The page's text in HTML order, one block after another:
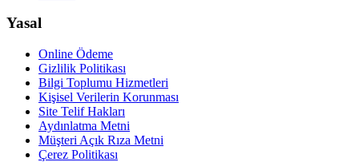
Yasal
Online Ödeme
Gizlilik Politikası
Bilgi Toplumu Hizmetleri
Kişisel Verilerin Korunması
Site Telif Hakları
Aydınlatma Metni
Müşteri Açık Rıza Metni
Çerez Politikası